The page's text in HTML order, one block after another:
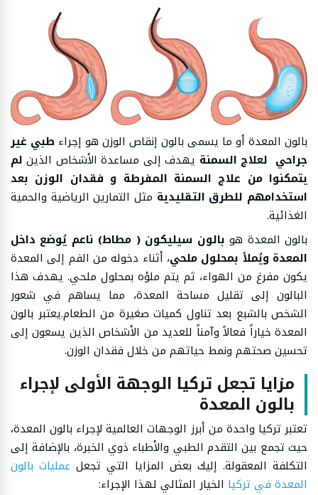
بالون المعدة أو ما يسمى بالون إنقاص الوزن هو إجراء طبي غير
جراحي لعلاج السمنة يهدف إلى مساعدة الأشخاص الذين لم
يتمكنوا من علاج السمنة المفرطة و فقدان الوزن بعد
استخدامهم للطرق التقليدية مثل التمارين الرياضية والحمية
الغذائية.
بالون المعدة هو بالون سيليكون ( مطاط) ناعم يُوضع داخل
المعدة ويُملأ بمحلول ملحي، أثناء دخوله من الفم إلى المعدة
يكون مفرغ من الهواء، ثم يتم ملؤه بمحلول ملحي. يهدف هذا
البالون إلى تقليل مساحة المعدة، مما يساهم في شعور
الشخص بالشبع بعد تناول كميات صغيرة من الطعام.يعتبر بالون
المعدة خياراً فعالاً وآمناً للعديد من الأشخاص الذين يسعون إلى
تحسين صحتهم ونمط حياتهم من خلال فقدان الوزن.
مزايا تجعل تركيا الوجهة الأولى لإجراء
بالون المعدة
تعتبر تركيا واحدة من أبرز الوجهات العالمية لإجراء بالون المعدة،
حيث تجمع بين التقدم الطبي والأطباء ذوي الخبرة، بالإضافة إلى
التكلفة المعقولة. إليك بعض المزايا التي تجعل عمليات بالون
المعدة في تركيا الخيار المثالي لهذا الإجراء: